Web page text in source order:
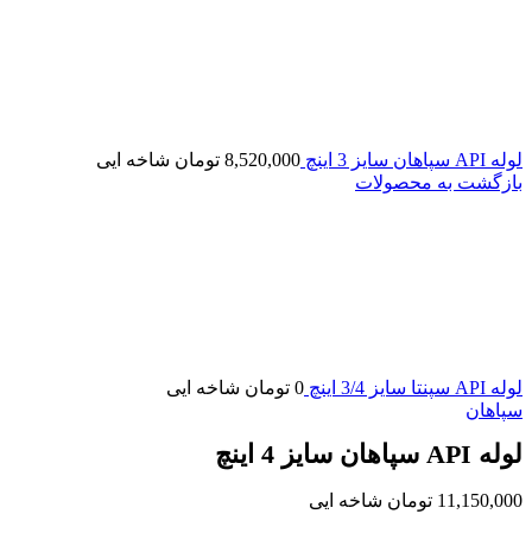
لوله API سپاهان سایز 3 اینچ 8,520,000 تومان شاخه ایی
بازگشت به محصولات
لوله API سپنتا سایز 3/4 اینچ 0 تومان شاخه ایی
سپاهان
لوله API سپاهان سایز 4 اینچ
11,150,000 تومان شاخه ایی